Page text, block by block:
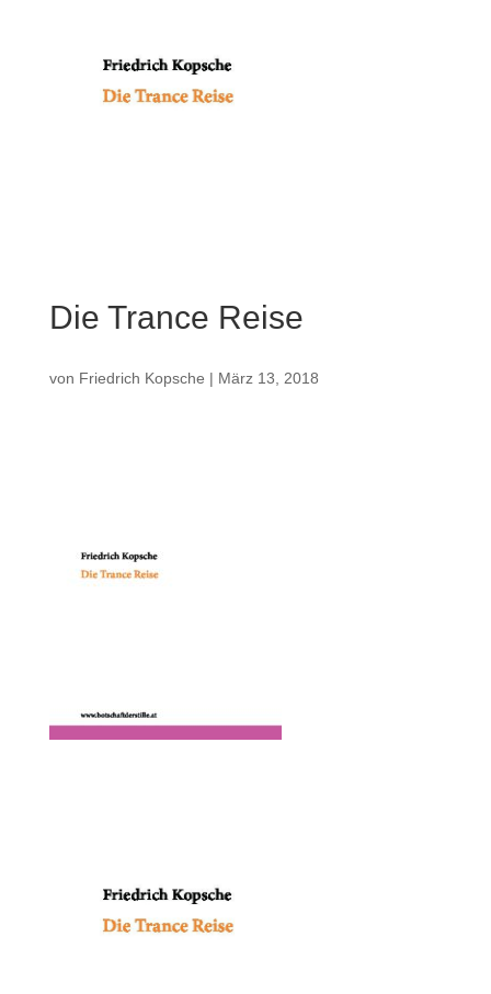
Die Trance Reise
von Friedrich Kopsche | März 13, 2018